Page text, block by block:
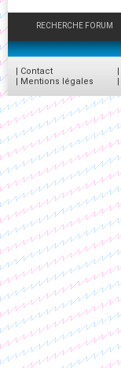
RECHERCHE FORUM
| Contact
| Mentions légales
|
|